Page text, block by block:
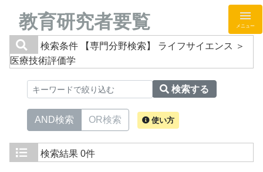
教育研究者要覧 メニュー
検索条件
【専門分野検索】 ライフサイエンス ＞
医療技術評価学
検索する
AND検索 OR検索 使い方
検索結果 0件